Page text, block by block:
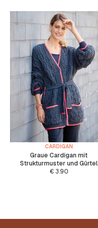
CARDIGAN
Graue Cardigan mit
Strukturmuster und Gürtel
€3.90